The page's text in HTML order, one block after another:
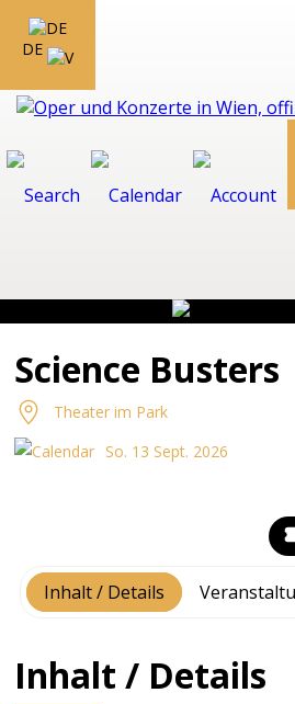
DE
Science Busters
Theater im Park
So. 13 Sept. 2026
Inhalt / Details
Inhalt / Details